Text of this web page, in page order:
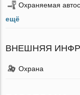
Охраняемая
ещё
ВНЕШНЯЯ
Охрана